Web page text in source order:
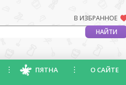
В ИЗБРАННОЕ
ПЯТНА О САЙТЕ